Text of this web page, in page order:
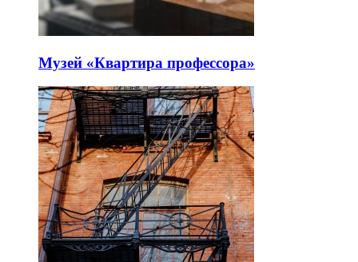
Музей «Квартира профессора»